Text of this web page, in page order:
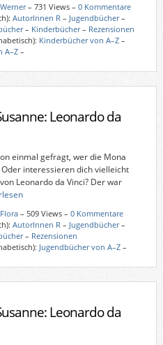
Werner– 731 Views – 0 Kommentare
AutorInnen R – Jugendbücher–
– Kinderbücher– Rezensionen
Kinderbücher von A–Z–
A–Z–
Leonardo da
einmal gefragt, wer die Mona
interessieren dich vielleicht
Leonardo da Vinci? Der war
Flora– 509 Views – 0 Kommentare
AutorInnen R – Jugendbücher–
– Rezensionen
Jugendbücher von A–Z–
Leonardo da